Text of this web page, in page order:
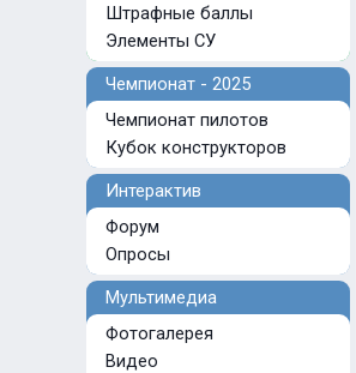
Штрафные баллы
Элементы СУ
Чемпионат - 2025
Чемпионат пилотов
Кубок конструкторов
Интерактив
Форум
Опросы
Мультимедиа
Фотогалерея
Видео